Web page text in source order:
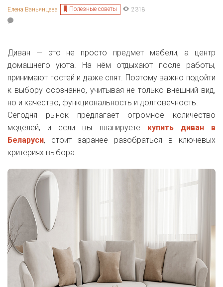
Елена Ваньянцева Полезные советы 2318
Диван — это не просто предмет мебели, а центр
домашнего уюта. На нём отдыхают после работы,
принимают гостей и даже спят. Поэтому важно подойти
к выбору осознанно, учитывая не только внешний вид,
но и качество, функциональность и долговечность.
Сегодня рынок предлагает огромное количество
моделей, и если вы планируете купить диван в
Беларуси, стоит заранее разобраться в ключевых
критериях выбора.